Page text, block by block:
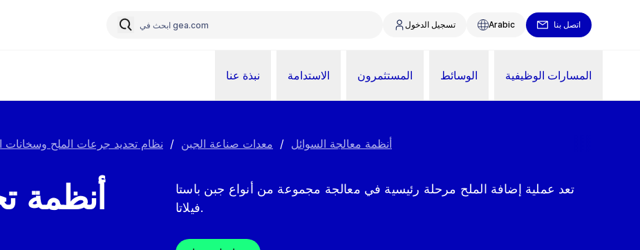
تسجيل الدخول Arabic اتصل بنا
نبذة عنا الاستدامة المستثمرون الوسائط المسارات الوظيفية
أنظمة معالجة السوائل / معدات صناعة الجبن / نظام تحديد جرعات الملح وسخانات
أنظمة
تعد عملية إضافة الملح مرحلة رئيسية في معالجة مجموعة من أنواع جبن باستا
فيلاتا.